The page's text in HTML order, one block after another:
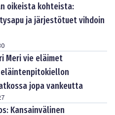
oikeista kohteista:
ja järjestötuet vihdoin
Meri vie eläimet
jopa vankeutta
Kansainvälinen